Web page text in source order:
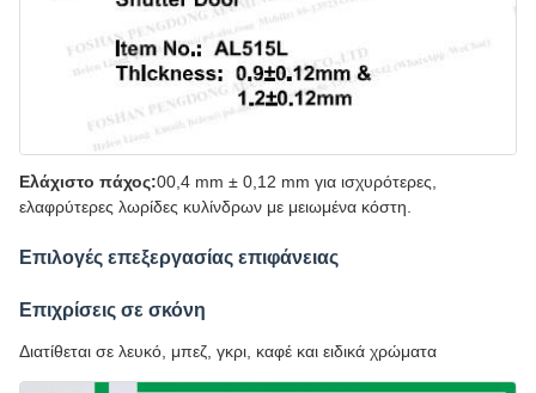
Ελάχιστο πάχος:00,4 mm ± 0,12 mm για ισχυρότερες,
ελαφρύτερες λωρίδες κυλίνδρων με μειωμένα κόστη.
Επιλογές επεξεργασίας επιφάνειας
Επιχρίσεις σε σκόνη
Διατίθεται σε λευκό, μπεζ, γκρι, καφέ και ειδικά χρώματα